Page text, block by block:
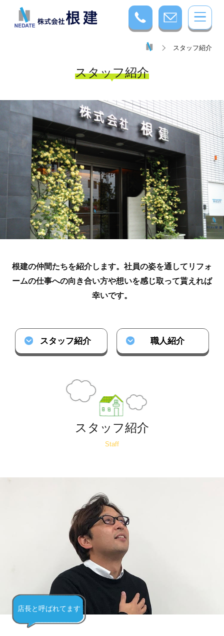
スタッフ紹介
スタッフ紹介
根建の仲間たちを紹介します。 社員の姿を通してリフォ
ームの仕事への向き合い方や想いを感じ取って貰えれば
幸いです。
スタッフ紹介 職人紹介
スタッフ紹介
Staff
店長と呼ばれてます